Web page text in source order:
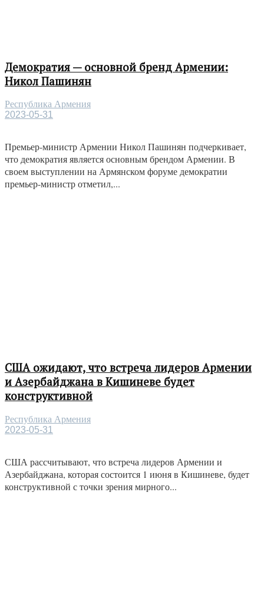
Демократия — основной бренд Армении:
Никол Пашинян
Республика Армения
2023-05-31
Премьер-министр Армении Никол Пашинян подчеркивает,
что демократия является основным брендом Армении. В
своем выступлении на Армянском форуме демократии
премьер-министр отметил,...
США ожидают, что встреча лидеров Армении
и Азербайджана в Кишиневе будет
конструктивной
Республика Армения
2023-05-31
США рассчитывают, что встреча лидеров Армении и
Азербайджана, которая состоится 1 июня в Кишиневе, будет
конструктивной с точки зрения мирного...